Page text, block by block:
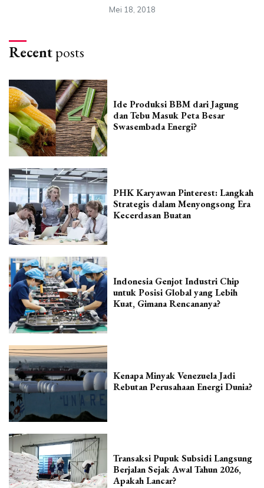
Mei 18, 2018
Recentposts
Ide Produksi BBM dari Jagung
dan Tebu Masuk Peta Besar
Swasembada Energi?
PHK Karyawan Pinterest: Langkah
Strategis dalam Menyongsong Era
Kecerdasan Buatan
Indonesia Genjot Industri Chip
untuk Posisi Global yang Lebih
Kuat, Gimana Rencananya?
Kenapa Minyak Venezuela Jadi
Rebutan Perusahaan Energi Dunia?
Transaksi Pupuk Subsidi Langsung
Berjalan Sejak Awal Tahun 2026,
Apakah Lancar?